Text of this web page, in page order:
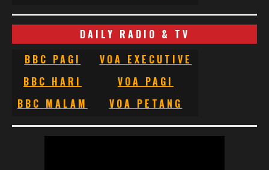
DAILY RADIO & TV
BBC PAGI
VOA EXECUTIVE
BBC HARI
VOA PAGI
BBC MALAM
VOA PETANG